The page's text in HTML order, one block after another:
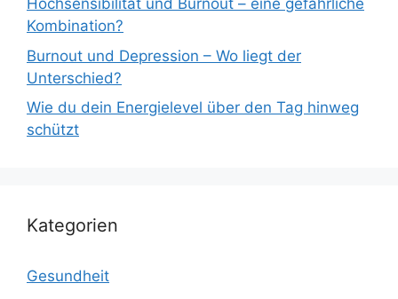
Hochsensibilität und Burnout – eine gefährliche
Kombination?
Burnout und Depression – Wo liegt der
Unterschied?
Wie du dein Energielevel über den Tag hinweg
schützt
Kategorien
Gesundheit